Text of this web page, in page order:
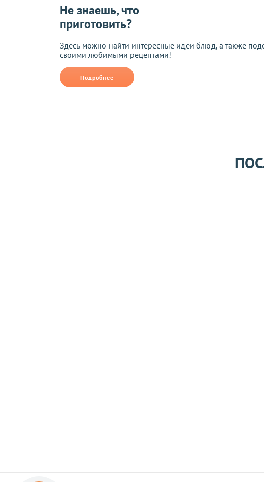
При самовывозе или доставке курьером.
На карту Приват Банка.
Реквизиты Вы получите в виде смс или на почту,
подтверждения Вами заказа.
Не знаешь, что
приготовить?
Здесь можно найти интересные идеи блюд, а также
своими любимыми рецептами!
Подробнее